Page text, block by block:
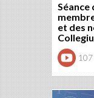
Séance
et des
107